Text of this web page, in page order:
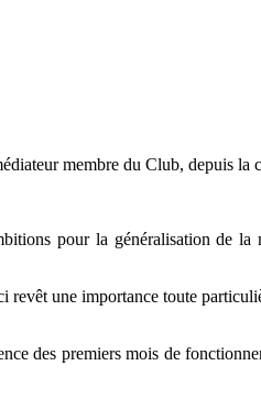
membre du Club, depuis la
pour la généralisation de la
revêt une importance toute
des premiers mois de